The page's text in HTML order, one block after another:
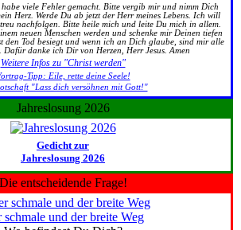
habe viele Fehler gemacht. Bitte vergib mir und nimm Dich
Herz. Werde Du ab jetzt der Herr meines Lebens. Ich will
nachfolgen. Bitte heile mich und leite Du mich in allem.
neuen Menschen werden und schenke mir Deinen tiefen
den Tod besiegt und wenn ich an Dich glaube, sind mir alle
Dafür danke ich Dir von Herzen, Herr Jesus. Amen
Weitere Infos zu "Christ werden"
Tipp: Eile, rette deine Seele!
"Lass dich versöhnen mit Gott!"
Jahreslosung 2026
Gedicht zur
Jahreslosung 2026
Die entscheidende Frage!
schmale und der breite Weg